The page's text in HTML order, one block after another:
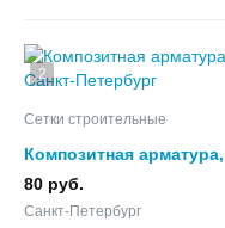
2
Сетки строительные
Композитная
фиброволокно
80 руб.
Санкт-Петербург